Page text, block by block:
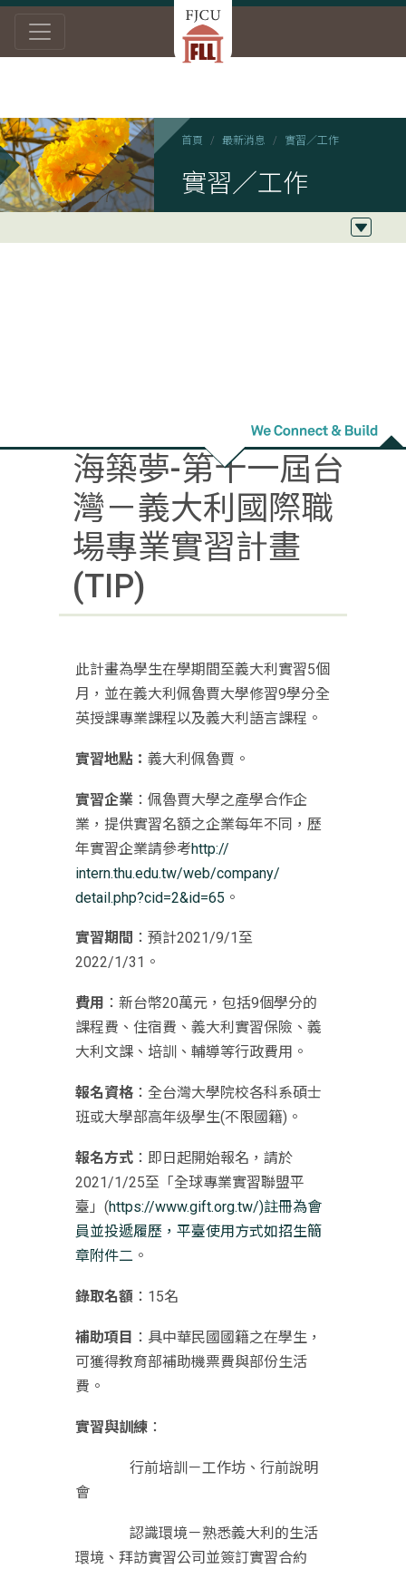
首頁 最新消息 實習／工作
實習／工作
東海大學教育部學
海築夢-第十一屆台
灣－義大利國際職
場專業實習計畫
(TIP)
此計畫為學生在學期間至義大利實習5個
月， 並在義大利佩魯賈大學修習9學分全
英授課專業課程以及義大利語言課程。
實習地點： 義大利佩魯賈。
實習企業：佩魯賈大學之產學合作企
業， 提供實習名額之企業每年不同，歷
年實習企業請參考http://
intern.thu.edu.tw/web/company/
detail.php?cid=2&id=65 。
實習期間 ：預計2021/9/1至
2022/1/31。
費用 ：新台幣20萬元，包括9個學分的
課程費、住宿費、 義大利實習保險、義
大利文課、培訓、輔導等行政費用。
報名資格：全台灣大學院校各科系碩士
班或大學部高年级學生(不限國籍)。
報名方式：即日起開始報名，請於
2021/1/25至「全球專業實習聯盟平
臺」(https://www.gift.org.tw/)註冊為會
員並投遞履歷， 平臺使用方式如招生簡
章附件二。
錄取名額：15名
補助項目 ：具中華民國國籍之在學生，
可獲得教育部補助機票費與部份生活
費。
實習與訓練：
行前培訓－工作坊、行前說明
會
認識環境－熟悉義大利的生活
環境、拜訪實習公司並簽訂實習合約